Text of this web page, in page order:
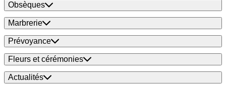
Obsèques
Marbrerie
Prévoyance
Fleurs et cérémonies
Actualités